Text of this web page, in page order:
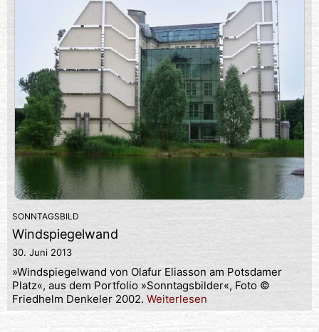
SONNTAGSBILD
Windspiegelwand
30. Juni 2013
»Windspiegelwand von Olafur Eliasson am Potsdamer
Platz«, aus dem Portfolio »Sonntagsbilder«, Foto ©
Friedhelm Denkeler 2002. Weiterlesen